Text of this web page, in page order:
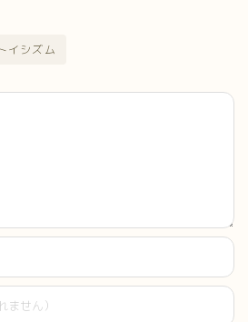
イシズム